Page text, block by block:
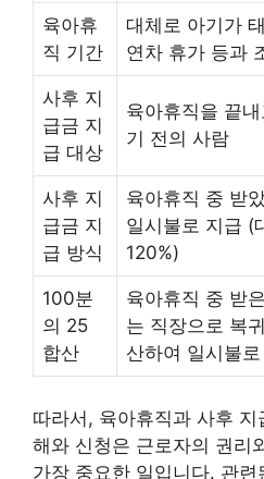
육아휴
직 기간
대체로 아기가
연차 휴가 등과
사후 지
급금 지
급 대상
육아휴직을 끝
기 전의 사람
사후 지
급금 지
급 방식
육아휴직 중 받
일시불로 지급 (
120%)
100분
의 25
합산
육아휴직 중 받
는 직장으로 복
산하여 일시불
따라서, 육아휴직과 사후
해와 신청은 근로자의 권리
가장 중요한 일입니다. 관